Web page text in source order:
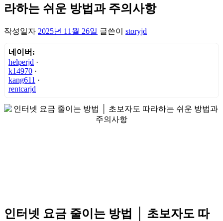
라하는 쉬운 방법과 주의사항
작성일자 2025년 11월 26일 글쓴이 storyjd
네이버:
helperjd ·
k14970 ·
kang611 ·
rentcarjd
인터넷 요금 줄이는 방법 │ 초보자도 따